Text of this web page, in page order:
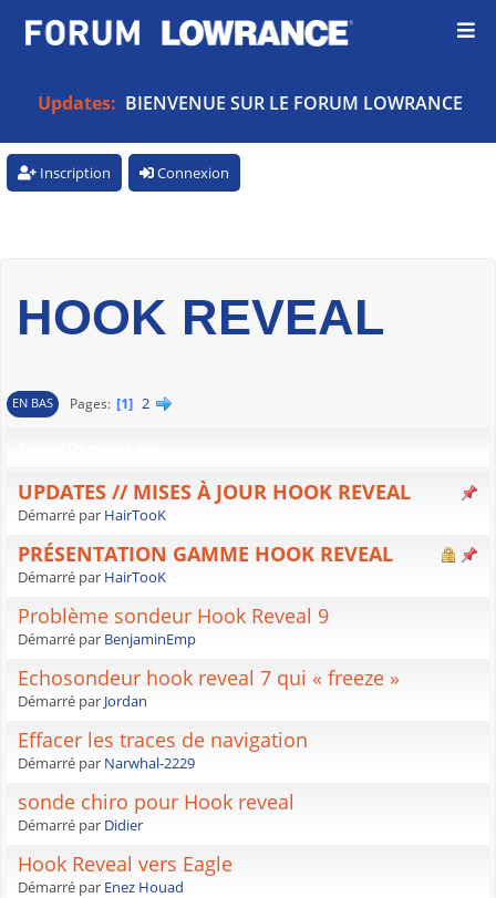
Updates: BIENVENUE SUR LE FORUM LOWRANCE
Inscription Connexion
HOOK REVEAL
EN BAS Pages 1 2
UPDATES // MISES À JOUR HOOK REVEAL
Démarré par HairTooK
PRÉSENTATION GAMME HOOK REVEAL
Démarré par HairTooK
Problème sondeur Hook Reveal 9
Démarré par BenjaminEmp
Echosondeur hook reveal 7 qui « freeze »
Démarré par Jordan
Effacer les traces de navigation
Démarré par Narwhal-2229
sonde chiro pour Hook reveal
Démarré par Didier
Hook Reveal vers Eagle
Démarré par Enez Houad